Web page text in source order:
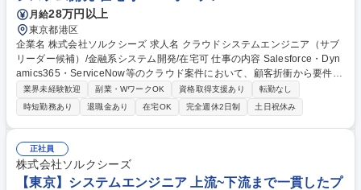
月給28万円以上
東京都港区
企業名 株式会社ソルクシーズ 求人名 クラウドシステムエンジニア（サブ
リーダー候補）/金融系システム開発/在宅可 仕事の内容 Salesforce・Dyn
amics365・ServiceNow等のクラウド案件において、顧客折衝から要件定
義、設計、開発、運用保守まで一貫してご担当いただきます。 ■顧客との
要件調整および提案活動 ■要件定義、基本設計・詳細設計の実施 ■Salesfo
rce等クラウド領域での開発業務 ■開発後のテスト、リリース対応 ■システ
ム運用・保守および改善提案 ■プロジェクト推進補佐（サブリーダー業
務） 募集職種 クラウドシステムエンジニア（サブリーダー候補）/金融系
システム開発/在宅可
業界未経験歓迎 副業・WワークOK 資格取得支援あり
転勤なし
時短勤務あり
退職金あり 在宅OK 完全週休2日制 土日祝休み
正社員
株式会社ソルクシーズ
【東京】システムエンジニア 上流~下流まで一貫したプ